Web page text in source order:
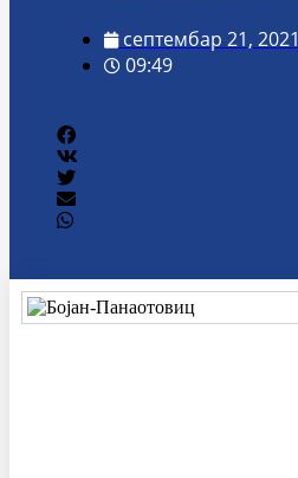
септембар 21, 2021
09:49